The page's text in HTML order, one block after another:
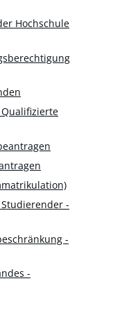
Hochschule
-
-
-